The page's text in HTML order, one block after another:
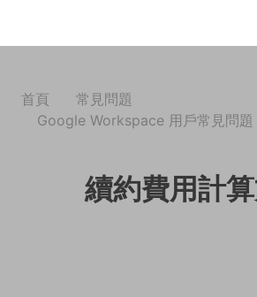
首頁
常見問題
Google Workspace 用戶常見問題
續約費用計